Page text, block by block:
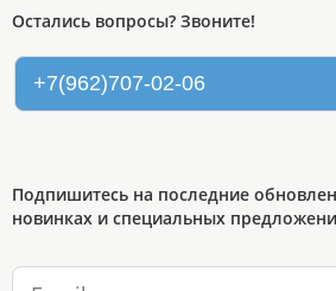
Остались вопросы? Звоните!
+7(962)707-02-06
Подпишитесь на последние
новинках и специальных